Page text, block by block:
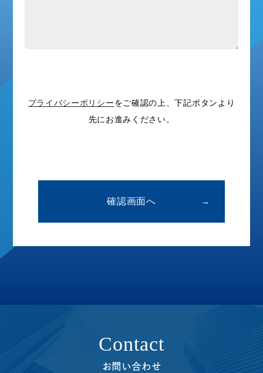
プライバシーポリシーをご確認の上、下記ボタンより
先にお進みください。
→
Contact
お問い合わせ